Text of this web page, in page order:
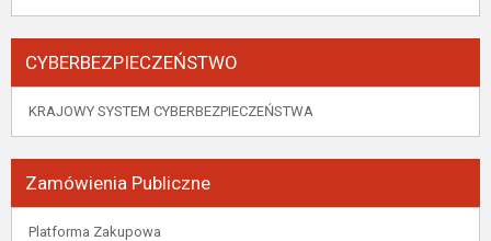
CYBERBEZPIECZEŃSTWO
KRAJOWY SYSTEM CYBERBEZPIECZEŃSTWA
Zamówienia Publiczne
Platforma Zakupowa